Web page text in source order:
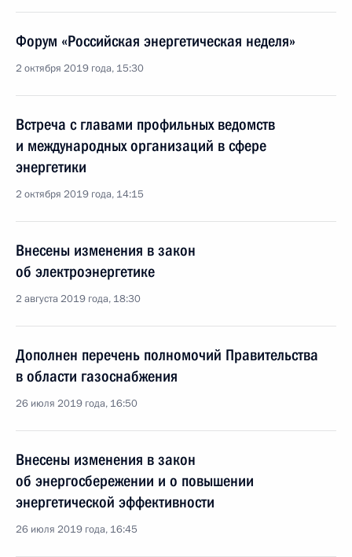
Форум «Российская энергетическая неделя»
2 октября 2019 года, 15:30
Встреча с главами профильных ведомств
и международных организаций в сфере
энергетики
2 октября 2019 года, 14:15
Внесены изменения в закон
об электроэнергетике
2 августа 2019 года, 18:30
Дополнен перечень полномочий Правительства
в области газоснабжения
26 июля 2019 года, 16:50
Внесены изменения в закон
об энергосбережении и о повышении
энергетической эффективности
26 июля 2019 года, 16:45